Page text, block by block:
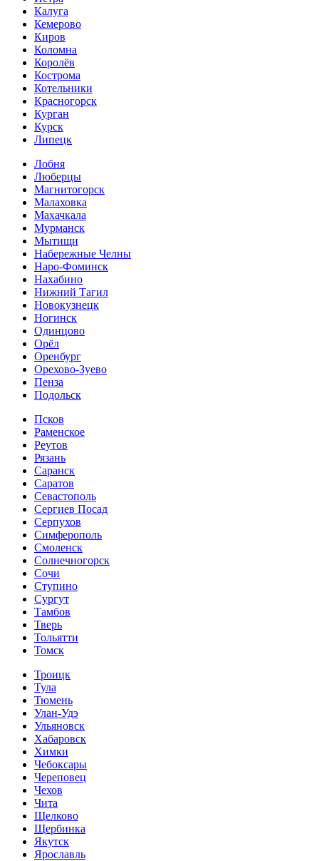
Калуга
Кемерово
Киров
Коломна
Королёв
Кострома
Котельники
Красногорск
Курган
Курск
Липецк
Лобня
Люберцы
Магнитогорск
Малаховка
Махачкала
Мурманск
Мытищи
Набережные Челны
Наро-Фоминск
Нахабино
Нижний Тагил
Новокузнецк
Ногинск
Одинцово
Орёл
Оренбург
Орехово-Зуево
Пенза
Подольск
Псков
Раменское
Реутов
Рязань
Саранск
Саратов
Севастополь
Сергиев Посад
Серпухов
Симферополь
Смоленск
Солнечногорск
Сочи
Ступино
Сургут
Тамбов
Тверь
Тольятти
Томск
Троицк
Тула
Тюмень
Улан-Удэ
Ульяновск
Хабаровск
Химки
Чебоксары
Череповец
Чехов
Чита
Щелково
Щербинка
Якутск
Ярославль